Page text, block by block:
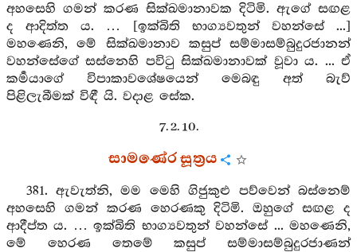
අහසෙහි ගමන් කරණ සික්ඛමානාවක දිටිමි. ඇගේ සඟළ
ද ආදිත්ත ය. … [ඉක්බිති භාග්‍යවතුන් වහන්සේ ...]
මහණෙනි, මේ සික්ඛමානාව කසුප් සම්මාසම්බුදුරජානන්
වහන්සේගේ සස්නෙහි පවිටු සික්ඛමානාවක් වූවා ය. ... ඒ
කර්‍මයාගේ විපාකාවශේෂයෙන් මෙබඳු අත් බැව්
පිළිලැබීමක් විඳී යි. වදාළ සේක.
7. 2. 10.
සාමණේර සූත්‍රය
381. ඇවැත්නි, මම මෙහි ගිජුකුළු පව්වෙන් බස්නෙම්
අහසෙහි ගමන් කරණ හෙරණකු දිටිමි. ඔහුගේ සඟළ ද
ආදීප්ත ය. … ඉක්බිති භාග්‍යවතුන් වහන්සේ ... මහණෙනි,
මේ හෙරණ තෙමේ කසුප් සම්මාසම්බුදුරජාණන්